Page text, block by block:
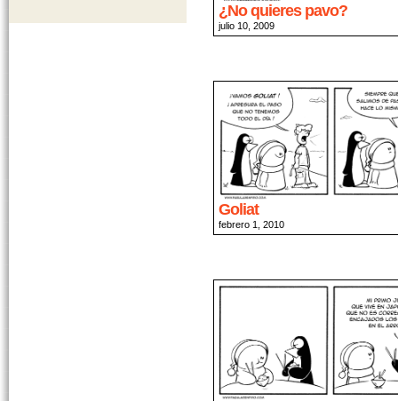
¿No quieres pavo?
julio 10, 2009
Goliat
febrero 1, 2010